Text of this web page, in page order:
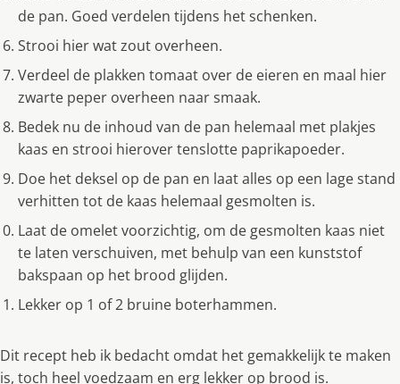
de pan. Goed verdelen tijdens het schenken.
Strooi hier wat zout overheen.
Verdeel de plakken tomaat over de eieren en maal hier
zwarte peper overheen naar smaak.
Bedek nu de inhoud van de pan helemaal met plakjes
kaas en strooi hierover tenslotte paprikapoeder.
Doe het deksel op de pan en laat alles op een lage stand
verhitten tot de kaas helemaal gesmolten is.
Laat de omelet voorzichtig, om de gesmolten kaas niet
te laten verschuiven, met behulp van een kunststof
bakspaan op het brood glijden.
Lekker op 1 of 2 bruine boterhammen.
Dit recept heb ik bedacht omdat het gemakkelijk te maken
is, toch heel voedzaam en erg lekker op brood is.